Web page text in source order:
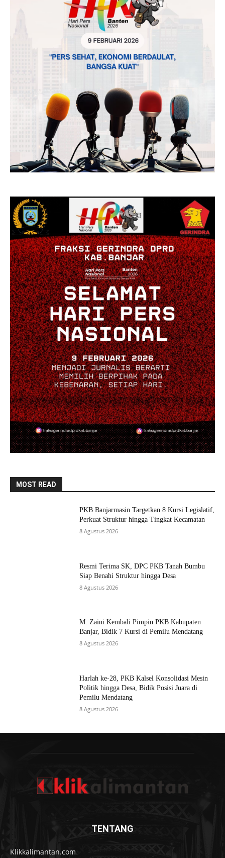
MOST READ
PKB Banjarmasin Targetkan 8 Kursi Legislatif,
Perkuat Struktur hingga Tingkat Kecamatan
8 Agustus 2026
Resmi Terima SK, DPC PKB Tanah Bumbu
Siap Benahi Struktur hingga Desa
8 Agustus 2026
M. Zaini Kembali Pimpin PKB Kabupaten
Banjar, Bidik 7 Kursi di Pemilu Mendatang
8 Agustus 2026
Harlah ke-28, PKB Kalsel Konsolidasi Mesin
Politik hingga Desa, Bidik Posisi Juara di
Pemilu Mendatang
8 Agustus 2026
TENTANG
Klikkalimantan.com